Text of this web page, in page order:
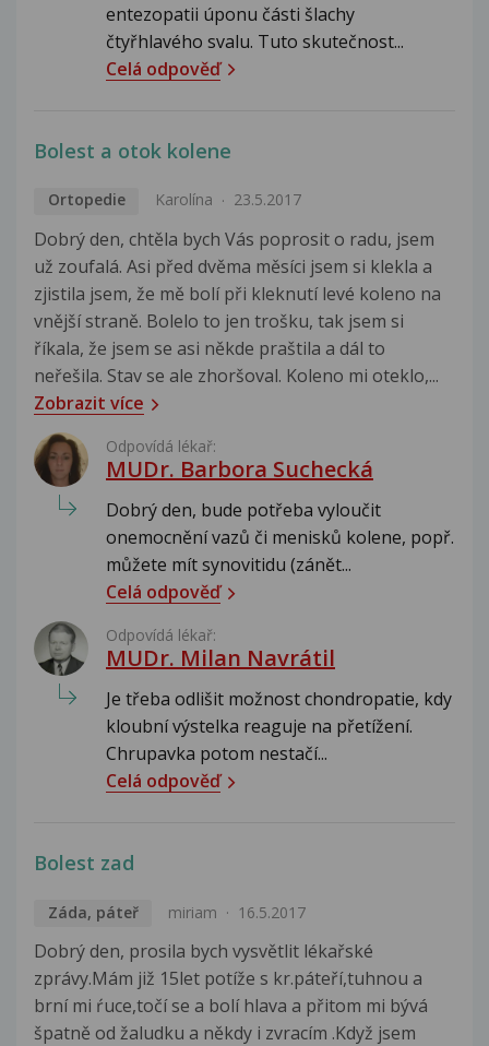
entezopatii úponu části šlachy
čtyřhlavého svalu. Tuto skutečnost...
Celá odpověď
Bolest a otok kolene
Ortopedie Karolína 23.5.2017
Dobrý den, chtěla bych Vás poprosit o radu, jsem
už zoufalá. Asi před dvěma měsíci jsem si klekla a
zjistila jsem, že mě bolí při kleknutí levé koleno na
vnější straně. Bolelo to jen trošku, tak jsem si
říkala, že jsem se asi někde praštila a dál to
neřešila. Stav se ale zhoršoval. Koleno mi oteklo,...
Zobrazit více
Odpovídá lékař:
MUDr. Barbora Suchecká
Dobrý den, bude potřeba vyloučit
onemocnění vazů či menisků kolene, popř.
můžete mít synovitidu (zánět...
Celá odpověď
Odpovídá lékař:
MUDr. Milan Navrátil
Je třeba odlišit možnost chondropatie, kdy
kloubní výstelka reaguje na přetížení.
Chrupavka potom nestačí...
Celá odpověď
Bolest zad
Záda, páteř miriam 16.5.2017
Dobrý den, prosila bych vysvětlit lékařské
zprávy.Mám již 15let potíže s kr.páteří,tuhnou a
brní mi ŕuce,točí se a bolí hlava a přitom mi bývá
špatně od žaludku a někdy i zvracím .Když jsem